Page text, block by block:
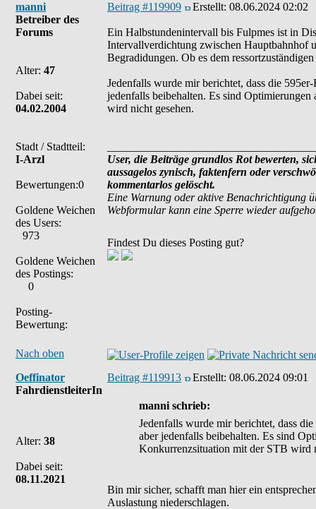
manni
Betreiber des
Forums
Alter: 47
Dabei seit:
04.02.2004
Stadt / Stadtteil:
I-Arzl
Bewertungen:0
Goldene Weichen
des Users:
973
Goldene Weichen
des Postings:
0
Posting-
Bewertung:
Beitrag #119909 Erstellt: 08.06.2024 02:02
Ein Halbstundenintervall bis Fulpmes ist in
Intervallverdichtung zwischen Hauptbahnhof
Begradidungen. Ob es dem
Jedenfalls wurde mir berichtet, dass die
jedenfalls beibehalten. Es sind
wird nicht gesehen.
User, die Beiträge grundlos Rot bewerten,
aussagelos zynisch, faktenfern oder
kommentarlos gelöscht.
Eine Warnung oder aktive Benachrichtigung
Webformular kann eine Sperre wieder
Findest Du dieses Posting gut?
Nach oben
Oeffinator
FahrdienstleiterIn
Alter: 38
Dabei seit:
08.11.2021
Beitrag #119913 Erstellt: 08.06.2024 09:01
manni schrieb:
Jedenfalls wurde mir berichtet, dass
aber jedenfalls beibehalten. Es sind
Konkurrenzsituation mit der STB wird
Bin mir sicher, schafft man hier ein
Auslastung niederschlagen.